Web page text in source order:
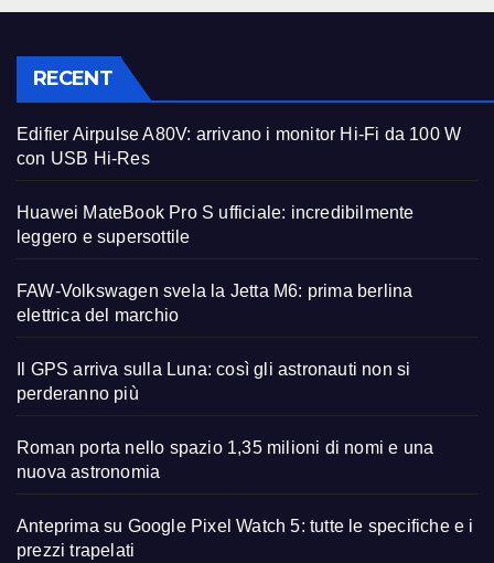
RECENT
Edifier Airpulse A80V: arrivano i monitor Hi-Fi da 100 W
con USB Hi-Res
Huawei MateBook Pro S ufficiale: incredibilmente
leggero e supersottile
FAW-Volkswagen svela la Jetta M6: prima berlina
elettrica del marchio
Il GPS arriva sulla Luna: così gli astronauti non si
perderanno più
Roman porta nello spazio 1,35 milioni di nomi e una
nuova astronomia
Anteprima su Google Pixel Watch 5: tutte le specifiche e i
prezzi trapelati